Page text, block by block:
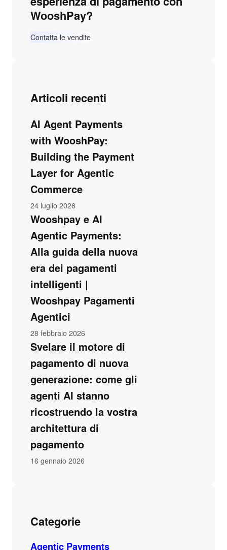
WooshPay?
Contatta le vendite
Articoli recenti
AI Agent Payments
with WooshPay:
Building the Payment
Layer for Agentic
Commerce
24 luglio 2026
Wooshpay e AI
Agentic Payments:
Alla guida della nuova
era dei pagamenti
intelligenti |
Wooshpay Pagamenti
Agentici
28 febbraio 2026
Svelare il motore di
pagamento di nuova
generazione: come gli
agenti AI stanno
ricostruendo la vostra
architettura di
pagamento
16 gennaio 2026
Categorie
Agentic Payments